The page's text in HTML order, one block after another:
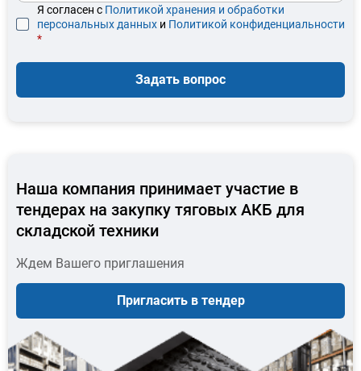
Я согласен с Политикой хранения и обработки
персональных данных и Политикой конфиденциальности
*
Задать вопрос
Наша компания принимает участие в
тендерах на закупку тяговых АКБ для
складской техники
Ждем Вашего приглашения
Пригласить в тендер